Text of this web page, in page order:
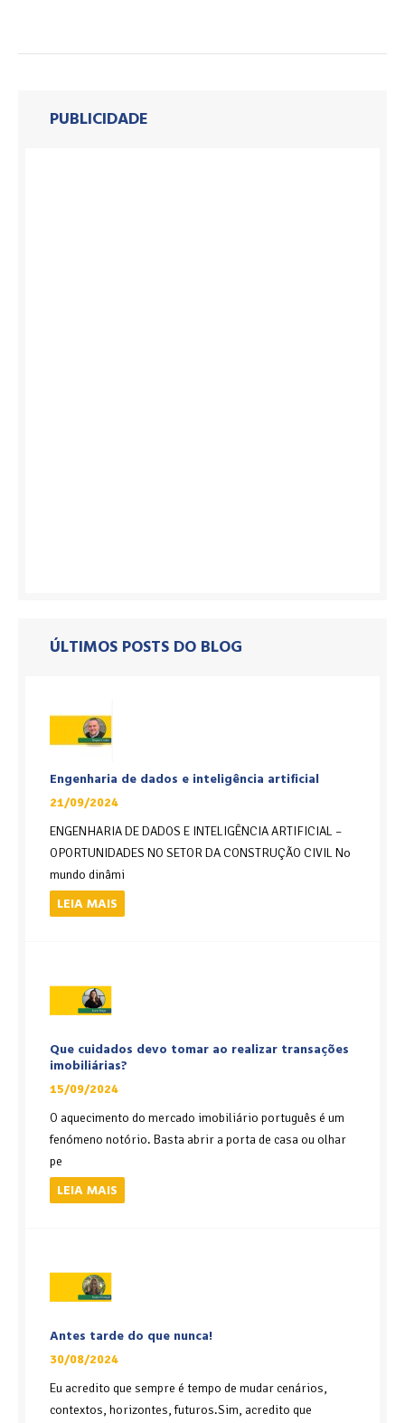
PUBLICIDADE
ÚLTIMOS POSTS DO BLOG
Engenharia de dados e inteligência artificial
21/09/2024
ENGENHARIA DE DADOS E INTELIGÊNCIA ARTIFICIAL –
OPORTUNIDADES NO SETOR DA CONSTRUÇÃO CIVIL No
mundo dinâmi
LEIA MAIS
Que cuidados devo tomar ao realizar transações
imobiliárias?
15/09/2024
O aquecimento do mercado imobiliário português é um
fenómeno notório. Basta abrir a porta de casa ou olhar
pe
LEIA MAIS
Antes tarde do que nunca!
30/08/2024
Eu acredito que sempre é tempo de mudar cenários,
contextos, horizontes, futuros.Sim, acredito que